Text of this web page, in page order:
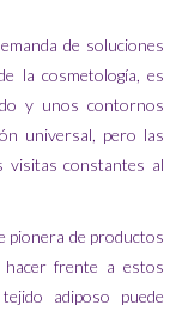
de soluciones
la cosmetología, es
y unos contornos
universal, pero las
visitas constantes al
pionera de productos
hacer frente a estos
adiposo puede